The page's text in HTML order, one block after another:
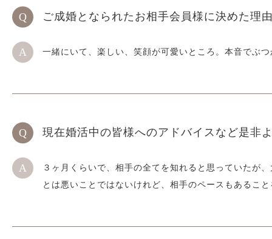
ご成婚となられたお相手会員様に決めた理
一緒にいて、楽しい、笑顔が可愛いところ。本音でぶ
現在婚活中の皆様へのアドバイスなど是非
３ヶ月くらいで、相手の全てを知れると思っていたが
とは悪いことではないけれど、相手のペースもあるこ